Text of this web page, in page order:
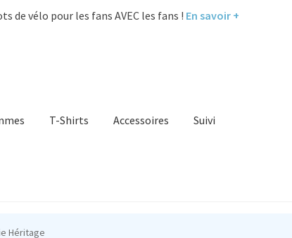
de vélo pour les fans AVEC les fans ! En savoir +
T-Shirts Accessoires Suivi
Héritage